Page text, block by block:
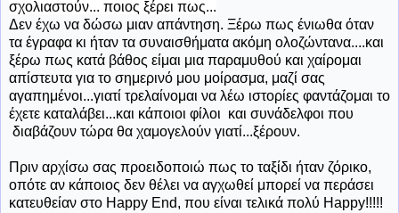
σχολιαστούν... ποιος ξέρει πως...
Δεν έχω να δώσω μιαν απάντηση. Ξέρω πως ένιωθα όταν
τα έγραφα κι ήταν τα συναισθήματα ακόμη ολοζώντανα....και
ξέρω πως κατά βάθος είμαι μια παραμυθού και χαίρομαι
απίστευτα για το σημερινό μου μοίρασμα, μαζί σας
αγαπημένοι...γιατί τρελαίνομαι να λέω ιστορίες φαντάζομαι το
έχετε καταλάβει...και κάποιοι φίλοι και συνάδελφοι που
διαβάζουν τώρα θα χαμογελούν γιατί...ξέρουν.
Πριν αρχίσω σας προειδοποιώ πως το ταξίδι ήταν ζόρικο,
οπότε αν κάποιος δεν θέλει να αγχωθεί μπορεί να περάσει
κατευθείαν στο Happy End, που είναι τελικά πολύ Happy!!!!!